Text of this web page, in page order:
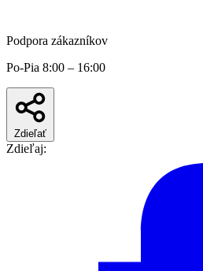
Podpora zákazníkov
Po-Pia 8:00 – 16:00
Zdieľať
Zdieľaj: